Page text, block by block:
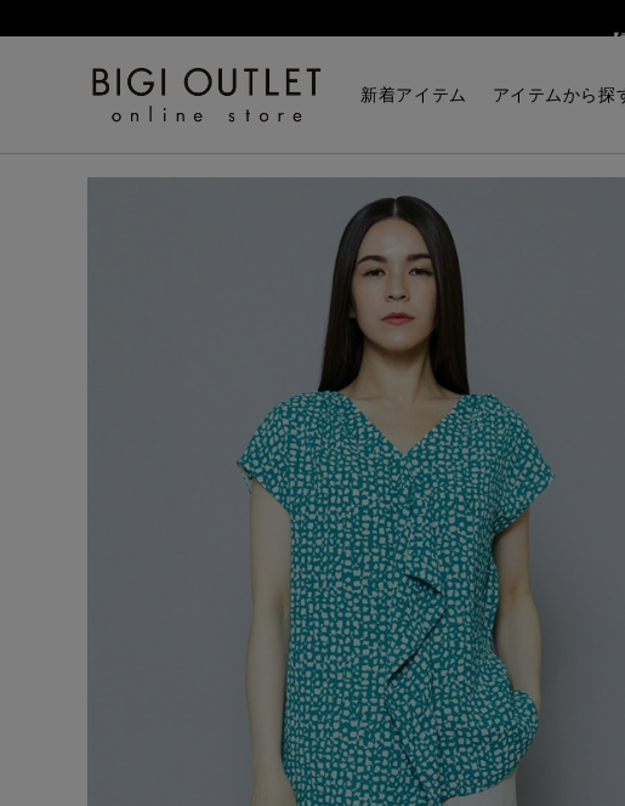
【
新着アイテム アイテムから探
ストーンジオメトリックptフレンチスリーブブ